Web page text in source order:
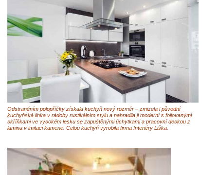
Odstraněním polopříčky získala kuchyň nový rozměr – zmizela i původní
kuchyňská linka v rádoby rustikálním stylu a nahradila ji moderní s foliovanými
skříňkami ve vysokém lesku se zapuštěnými úchytkami a pracovní deskou z
lamina v imitaci kamene. Celou kuchyň vyrobila firma Interiéry Liška.